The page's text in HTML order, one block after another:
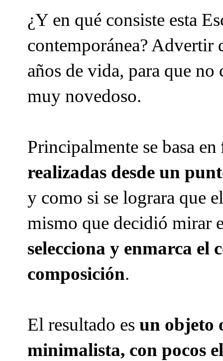
¿Y en qué consiste esta
contemporánea? Advertir
años de vida, para que no
muy novedoso.
Principalmente se basa en
realizadas desde un
y como si se lograra que
mismo que decidió mirar
selecciona y enmarca
composición.
El resultado es un objeto
minimalista, con pocos